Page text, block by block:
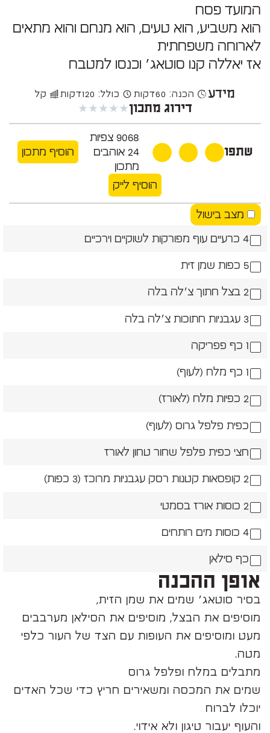
המועד פסח
הוא משביע, הוא טעים, הוא מנחם והוא מתאים
לארוחה משפחתית
אז יאללה קנו סוטאג׳ וכנסו למטבח
מידע הכנה: 60 דקות כולל: 120 דקות קל
דירוג מתכון★
★
★
★
★
שתפו
9068 צפיות
24 אוהבים
מתכון
הוסיף מתכון
הוסיף לייק
מצב בישול
4 כרעיים עוף מפורקות לשוקיים וירכיים
5 כפות שמן זית
2 בצל חתוך צ׳לה בלה
3 עגבניות חתוכות צ׳לה בלה
1 כף פפריקה
1 כף מלח (לעוף)
2 כפיות מלח (לאורז)
כפית פלפל גרוס (לעוף)
חצי כפית פלפל שחור טחון לאורז
2 קופסאות קטנות רסק עגבניות מרוכז (3 כפות)
2 כוסות אורז בסמטי
4 כוסות מים רותחים
כף סילאן
אופן ההכנה
בסיר סוטאג׳ שמים את שמן הזית,
‏מוסיפים את הבצל, מוסיפים את הסילאן מערבבים
מעט ומוסיפים את העופות עם הצד של העור כלפי
מטה.
מתבלים במלח ופלפל גרוס
‏שמים את המכסה ומשאירים חריץ כדי שכל האדים
יוכלו לברוח
והעוף יעבור טיגון ולא אידוי.